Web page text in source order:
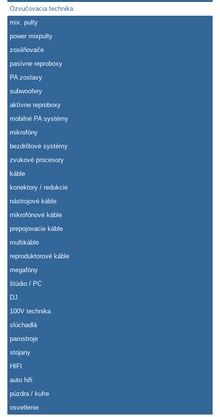
Ozvučovacia technika
mix. pulty
power mixpulty
zosilňovače
pasívne reproboxy
PA zostavy
subwoofery
aktívne reproboxy
mobilné PA systémy
mikrofóny
bezdrôtové systémy
zvukové procesory
káble
konektory / redukcie
nástrojové káble
mikrofónové káble
prepojovacie káble
multikáble
reproduktorové káble
megafóny
štúdio / PC
DJ
100V technika
slúchadlá
parostroje
stojany
HIFI
auto hifi
púzdra / kufre
osvetlenie